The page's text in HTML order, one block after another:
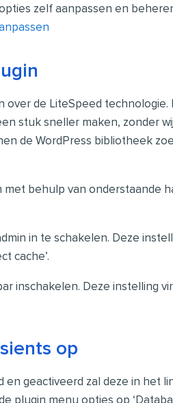
zelf aanpassen en
de LiteSpeed technologie.
stuk sneller maken, zonder
de WordPress bibliotheek
behulp van onderstaande
in te schakelen. Deze
cache’.
inschakelen. Deze instelling
op
geactiveerd zal deze in het
plugin menu opties op